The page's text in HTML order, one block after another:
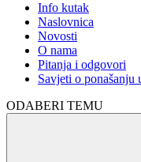
Info kutak
Naslovnica
Novosti
O nama
Pitanja i odgovori
Savjeti o ponašanju
ODABERI TEMU